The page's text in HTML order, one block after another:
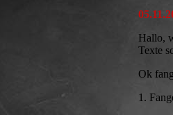
Hallo,
Texte
Ok
1.